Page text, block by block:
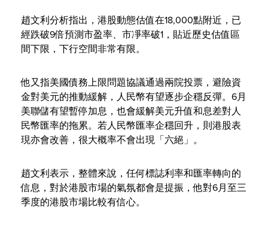
趙文利分析指出，港股動態估值在18,000點附近，已
經跌破9倍預測市盈率、市凈率破1，貼近歷史估值區
間下限，下行空間非常有限。
他又指美國債務上限問題協議通過兩院投票，避險資
金對美元的推動緩解，人民幣有望逐步企穩反彈。6月
美聯儲有望暫停加息，也會緩解美元升值和息差對人
民幣匯率的拖累。若人民幣匯率企穩回升，則港股表
現亦會改善，很大概率不會出現「六絕」。
趙文利表示，整體來說，任何標誌利率和匯率轉向的
信息，對於港股市場的氣氛都會是提振，他對6月至三
季度的港股市場比較有信心。